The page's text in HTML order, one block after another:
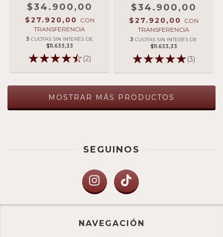
$34.900,00
$27.920,00 CON
TRANSFERENCIA
3 CUOTAS SIN INTERÉS DE
$11.633,33
(2)
$34.900,00
$27.920,00 CON
TRANSFERENCIA
3 CUOTAS SIN INTERÉS DE
$11.633,33
(3)
MOSTRAR MÁS PRODUCTOS
SEGUINOS
NAVEGACIÓN